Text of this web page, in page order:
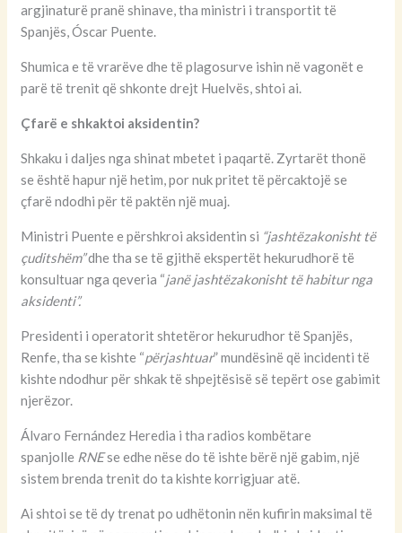
argjinaturë pranë shinave, tha ministri i transportit të
Spanjës, Óscar Puente.
Shumica e të vrarëve dhe të plagosurve ishin në vagonët e
parë të trenit që shkonte drejt Huelvës, shtoi ai.
Çfarë e shkaktoi aksidentin?
Shkaku i daljes nga shinat mbetet i paqartë. Zyrtarët thonë
se është hapur një hetim, por nuk pritet të përcaktojë se
çfarë ndodhi për të paktën një muaj.
Ministri Puente e përshkroi aksidentin si “jashtëzakonisht të
çuditshëm”dhe tha se të gjithë ekspertët hekurudhorë të
konsultuar nga qeveria “janë jashtëzakonisht të habitur nga
aksidenti”.
Presidenti i operatorit shtetëror hekurudhor të Spanjës,
Renfe, tha se kishte “përjashtuar” mundësinë që incidenti të
kishte ndodhur për shkak të shpejtësisë së tepërt ose gabimit
njerëzor.
Álvaro Fernández Heredia i tha radios kombëtare
spanjolle RNEse edhe nëse do të ishte bërë një gabim, një
sistem brenda trenit do ta kishte korrigjuar atë.
Ai shtoi se të dy trenat po udhëtonin nën kufirin maksimal të